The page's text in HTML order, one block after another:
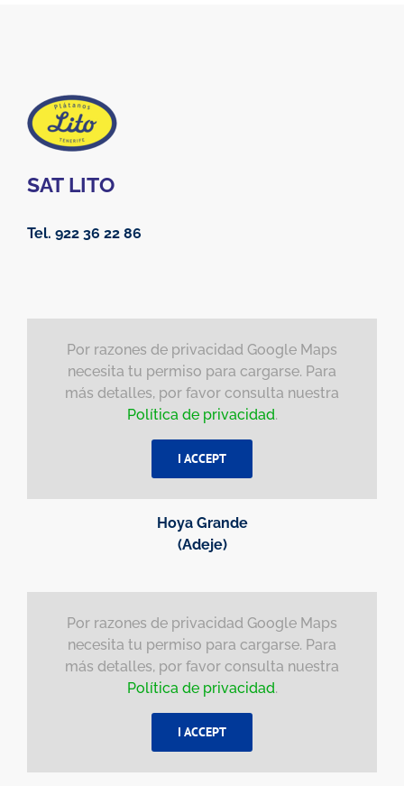
SAT LITO
Tel. 922 36 22 86
Por razones de privacidad Google Maps
necesita tu permiso para cargarse. Para
más detalles, por favor consulta nuestra
Política de privacidad.
I ACCEPT
Hoya Grande
(Adeje)
Por razones de privacidad Google Maps
necesita tu permiso para cargarse. Para
más detalles, por favor consulta nuestra
Política de privacidad.
I ACCEPT